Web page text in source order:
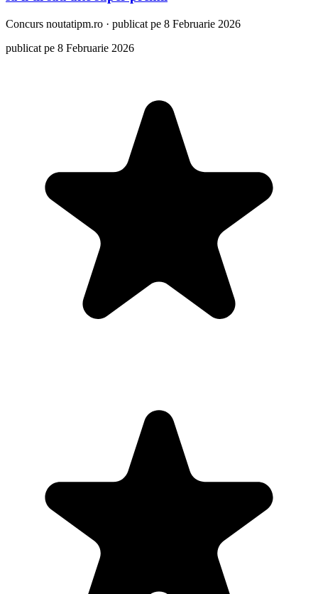
Concurs noutatipm.ro · publicat pe 8 Februarie 2026
publicat pe 8 Februarie 2026